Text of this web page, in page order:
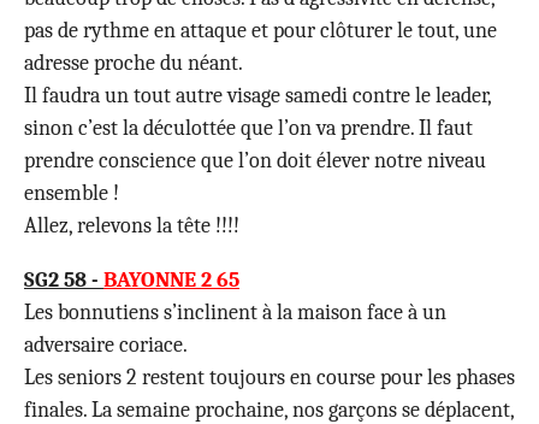
pas de rythme en attaque et pour clôturer le tout, une
adresse proche du néant.
Il faudra un tout autre visage samedi contre le leader,
sinon c’est la déculottée que l’on va prendre. Il faut
prendre conscience que l’on doit élever notre niveau
ensemble !
Allez, relevons la tête !!!!
SG2 58 - BAYONNE 2 65
Les bonnutiens s’inclinent à la maison face à un
adversaire coriace.
Les seniors 2 restent toujours en course pour les phases
finales. La semaine prochaine, nos garçons se déplacent,